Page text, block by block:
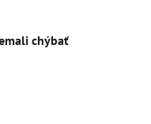
chýbať